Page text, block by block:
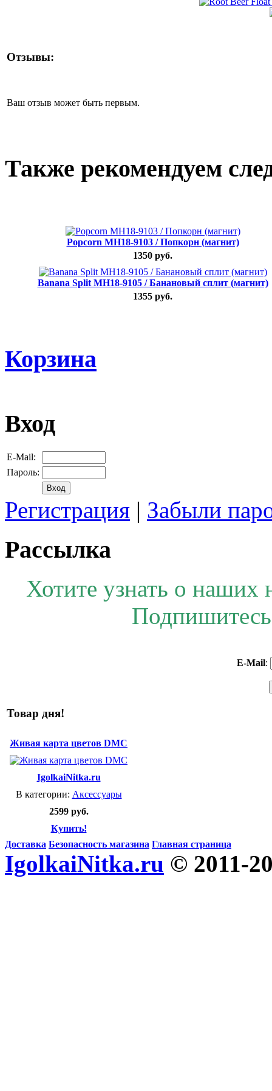
Отзывы:
Ваш отзыв может быть первым.
Также рекомендуем
Popcorn MH18-9103 / Попкорн (магнит)
1350 руб.
Banana Split MH18-9105 / Банановый сплит (магнит)
1355 руб.
Корзина
Вход
E-Mail:
Пароль:
Регистрация | Забыли
Рассылка
Хотите узнать о наших
E-Mail:
Товар дня!
Живая карта цветов DMC
IgolkaiNitka.ru
В категории: Аксессуары
2599 руб.
Купить!
Доставка Безопасность магазина Главная страница
IgolkaiNitka.ru © 2011-